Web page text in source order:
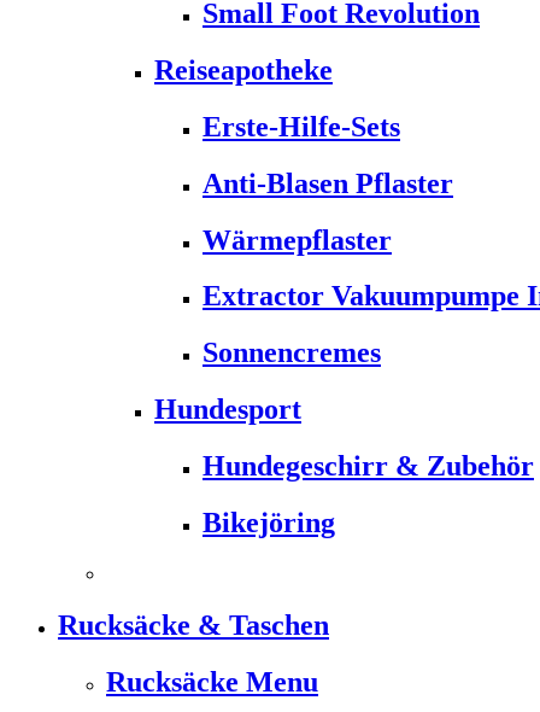
Small Foot Revolution
Reiseapotheke
Erste-Hilfe-Sets
Anti-Blasen Pflaster
Wärmepflaster
Extractor Vakuumpumpe
Sonnencremes
Hundesport
Hundegeschirr & Zubehör
Bikejöring
Rucksäcke & Taschen
Rucksäcke Menu